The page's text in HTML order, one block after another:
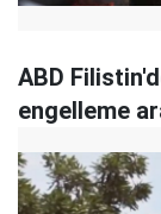
ABD
engelleme